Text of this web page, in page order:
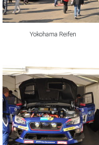
Yokohama Reifen